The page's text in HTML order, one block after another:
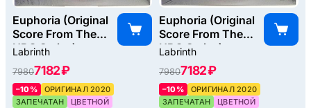
Euphoria (Original
Score From The
HBO Series)
Labrinth
79807182 ₽
–10%
ОРИГИНАЛ 2020
ЗАПЕЧАТАН
ЦВЕТНОЙ
Euphoria (Original
Score From The
HBO Series)
Labrinth
79807182 ₽
–10%
ОРИГИНАЛ 2020
ЗАПЕЧАТАН
ЦВЕТНОЙ